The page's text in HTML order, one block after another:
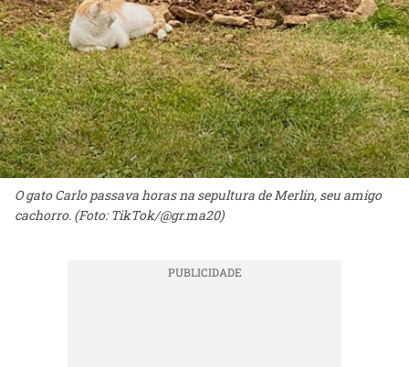
O gato Carlo passava horas na sepultura de Merlin, seu amigo
cachorro. (Foto: TikTok/@gr.ma20)